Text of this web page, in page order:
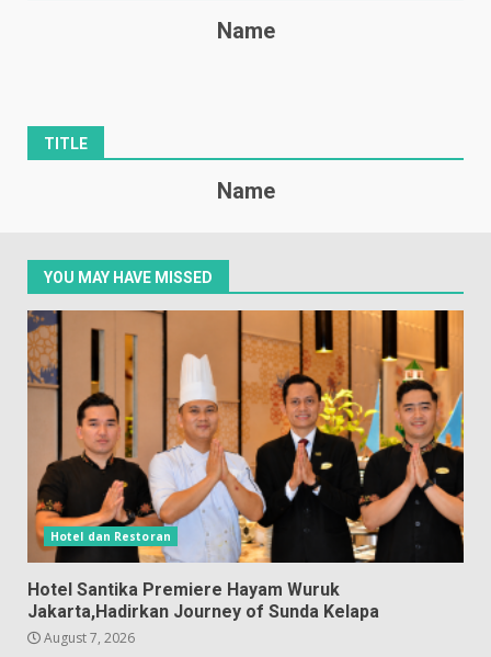
Name
TITLE
Name
YOU MAY HAVE MISSED
Hotel dan Restoran
Hotel Santika Premiere Hayam Wuruk
Jakarta,Hadirkan Journey of Sunda Kelapa
August 7, 2026